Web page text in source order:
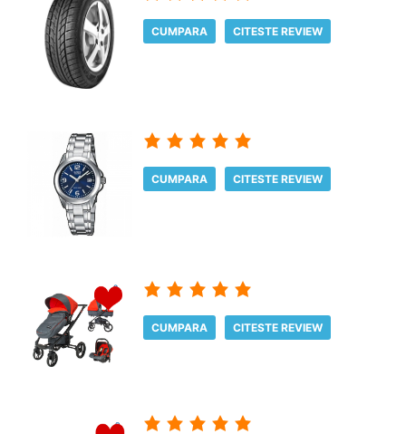
CUMPARA CITESTE REVIEW
CUMPARA CITESTE REVIEW
CUMPARA CITESTE REVIEW